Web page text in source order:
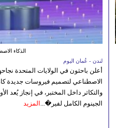
الذكاء
لندن - عُمان اليوم
أعلن باحثون في الولايات المتحدة
الاصطناعي لتصميم فيروسات جديدة
والتكاثر داخل المختبر، في إنجاز
الجينوم الكامل لفير�... المزيد